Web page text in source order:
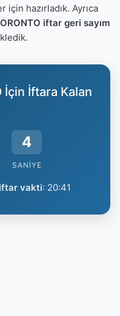
için hazırladık. Ayrıca
iftar geri sayım
İçin İftara Kalan
3
SANIYE
iftar vakti: 20:41